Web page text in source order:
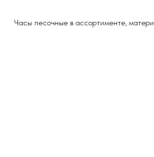
Часы песочные в ассортименте,